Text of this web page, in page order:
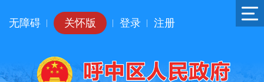
无障碍 关怀版 登录 注册